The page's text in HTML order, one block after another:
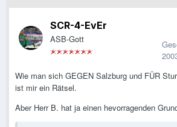
SCR-4-EvEr
ASB-Gott
Wie man sich GEGEN Salzburg und FÜR
ist mir ein Rätsel.
Aber Herr B. hat ja einen hevorragenden